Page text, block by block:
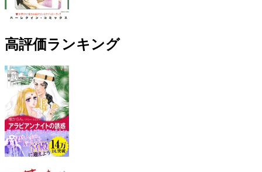
高評価ランキング